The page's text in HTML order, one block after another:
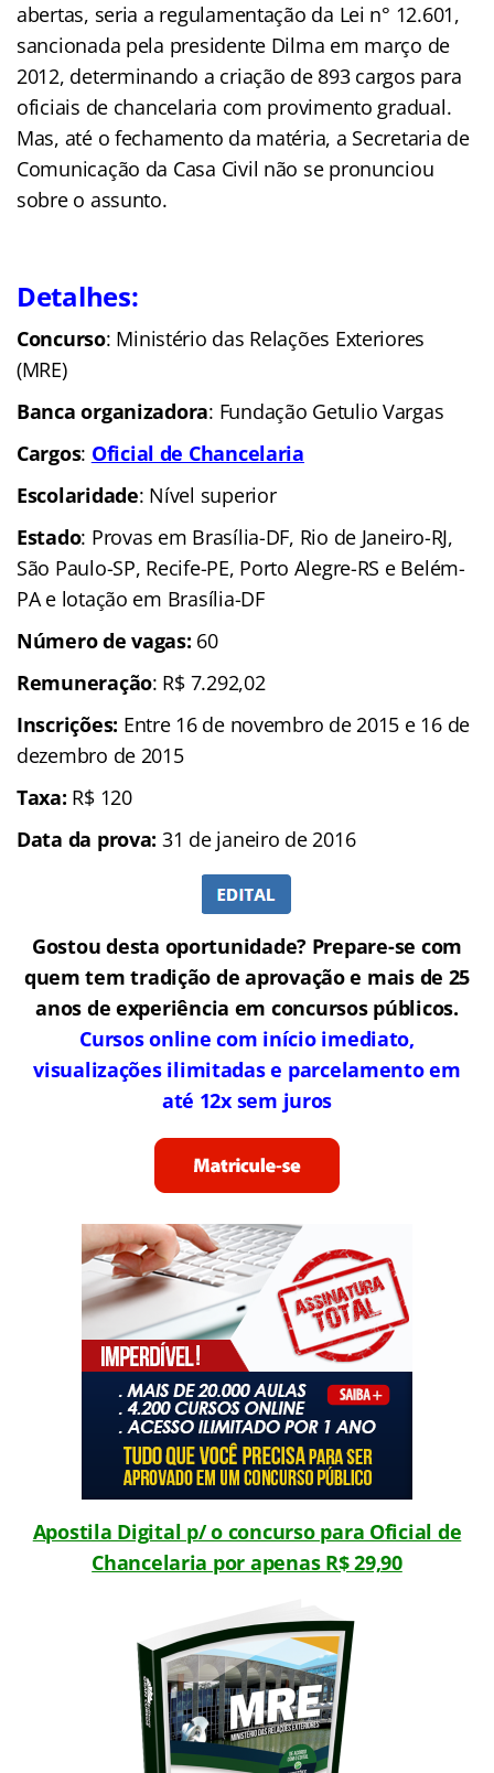
abertas, seria a regulamentação da Lei n° 12.601,
sancionada pela presidente Dilma em março de
2012, determinando a criação de 893 cargos para
oficiais de chancelaria com provimento gradual.
Mas, até o fechamento da matéria, a Secretaria de
Comunicação da Casa Civil não se pronunciou
sobre o assunto.
Detalhes:
Concurso: Ministério das Relações Exteriores
(MRE)
Banca organizadora: Fundação Getulio Vargas
Cargos: Oficial de Chancelaria
Escolaridade: Nível superior
Estado: Provas em Brasília-DF, Rio de Janeiro-RJ,
São Paulo-SP, Recife-PE, Porto Alegre-RS e Belém-
PA e lotação em Brasília-DF
Número de vagas: 60
Remuneração: R$ 7.292,02
Inscrições: Entre 16 de novembro de 2015 e 16 de
dezembro de 2015
Taxa: R$ 120
Data da prova: 31 de janeiro de 2016
Gostou desta oportunidade? Prepare-se com
quem tem tradição de aprovação e mais de 25
anos de experiência em concursos públicos.
Cursos online com início imediato,
visualizações ilimitadas e parcelamento em
até 12x sem juros
Apostila Digital p/ o concurso para Oficial de
Chancelaria por apenas R$ 29,90